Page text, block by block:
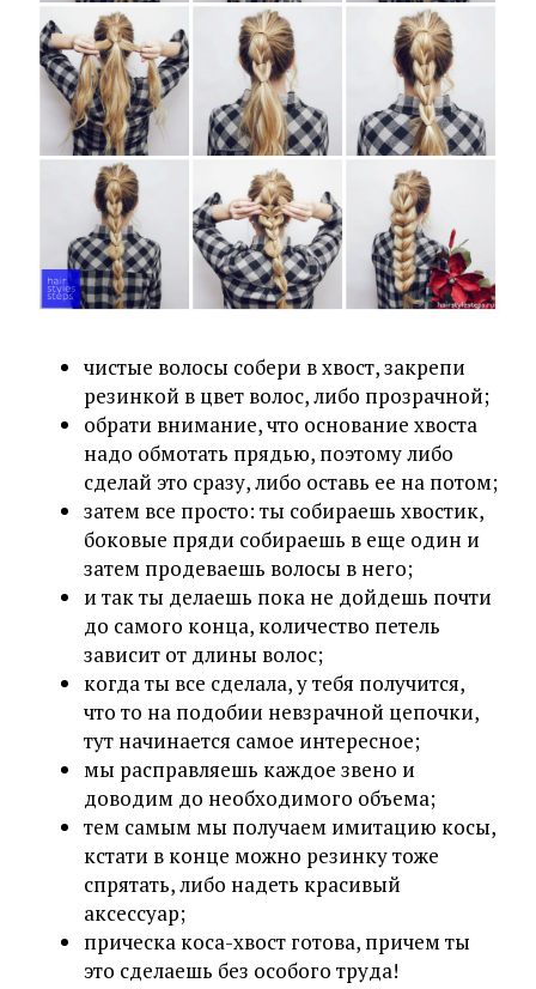
чистые волосы собери в хвост, закрепи
резинкой в цвет волос, либо прозрачной;
обрати внимание, что основание хвоста
надо обмотать прядью, поэтому либо
сделай это сразу, либо оставь ее на потом;
затем все просто: ты собираешь хвостик,
боковые пряди собираешь в еще один и
затем продеваешь волосы в него;
и так ты делаешь пока не дойдешь почти
до самого конца, количество петель
зависит от длины волос;
когда ты все сделала, у тебя получится,
что то на подобии невзрачной цепочки,
тут начинается самое интересное;
мы расправляешь каждое звено и
доводим до необходимого объема;
тем самым мы получаем имитацию косы,
кстати в конце можно резинку тоже
спрятать, либо надеть красивый
аксессуар;
прическа коса-хвост готова, причем ты
это сделаешь без особого труда!